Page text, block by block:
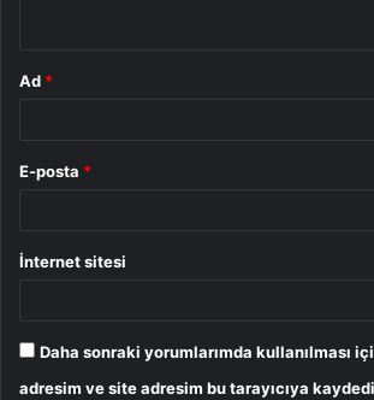
Ad *
E-posta *
İnternet sitesi
Daha sonraki yorumlarımda kullanılması
adresim ve site adresim bu tarayıcıya